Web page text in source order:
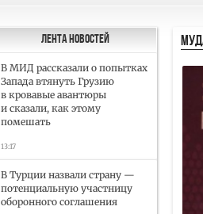
Лента новостей
В МИД рассказали о попытках
Запада втянуть Грузию
в кровавые авантюры
и сказали, как этому
помешать
13:17
В Турции назвали страну —
потенциальную участницу
оборонного соглашения